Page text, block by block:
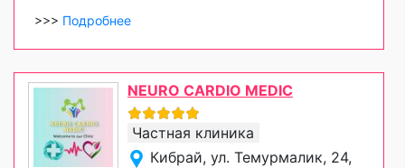
>>> Подробнее
NEURO CARDIO MEDIC
Частная клиника
Кибрай, ул. Темурмалик, 24,